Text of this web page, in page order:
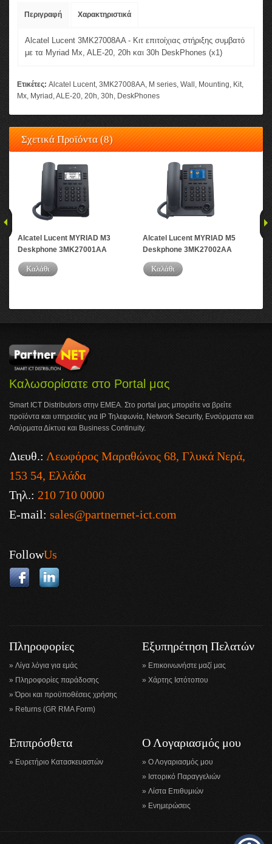
Περιγραφή Χαρακτηριστικά
Alcatel Lucent 3MK27008AA - Κιτ επιτοίχιας στήριξης συμβατό
με τα Myriad Mx, ALE-20, 20h και 30h DeskPhones (x1)
Ετικέτες: Alcatel Lucent, 3MK27008AA, M series, Wall , Mounting, Kit,
Mx, Myriad ,ALE-20, 20h, 30h, DeskPhones
Σχετικά Προϊόντα (8)
Alcatel Lucent MYRIAD M3
Deskphone 3MK27001AA
Καλάθι
Alcatel Lucent MYRIAD M5
Deskphone 3MK27002AA
Καλάθι
Καλωσορίσατε στο Portal μας
Smart ICT Distributors στην ΕΜΕΑ. Στο portal μας μπορείτε να βρείτε
προϊόντα και υπηρεσίες για IP Τηλεφωνία, Network Security, Ενσύρματα και
Ασύρματα Δίκτυα και Business Continuity.
Διευθ.: Λεωφόρος Μαραθώνος 68, Γλυκά Νερά,
153 54, Ελλάδα
Τηλ.: 210 710 0000
E-mail: sales@partnernet-ict.com
FollowUs
Πληροφορίες
Λίγα λόγια για εμάς
Πληροφορίες παράδοσης
Όροι και προϋποθέσεις χρήσης
Returns (GR RMA Form)
Εξυπηρέτηση Πελατών
Επικοινωνήστε μαζί μας
Χάρτης Ιστότοπου
Επιπρόσθετα
Ευρετήριο Κατασκευαστών
Ο Λογαριασμός μου
Ο Λογαριασμός μου
Ιστορικό Παραγγελιών
Λίστα Επιθυμιών
Ενημερώσεις